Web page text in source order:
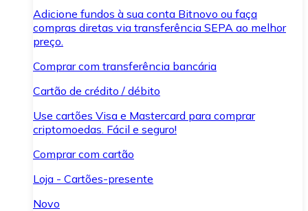
Adicione fundos à sua conta Bitnovo ou faça
compras diretas via transferência SEPA ao melhor
preço.
Comprar com transferência bancária
Cartão de crédito / débito
Use cartões Visa e Mastercard para comprar
criptomoedas. Fácil e seguro!
Comprar com cartão
Loja - Cartões-presente
Novo